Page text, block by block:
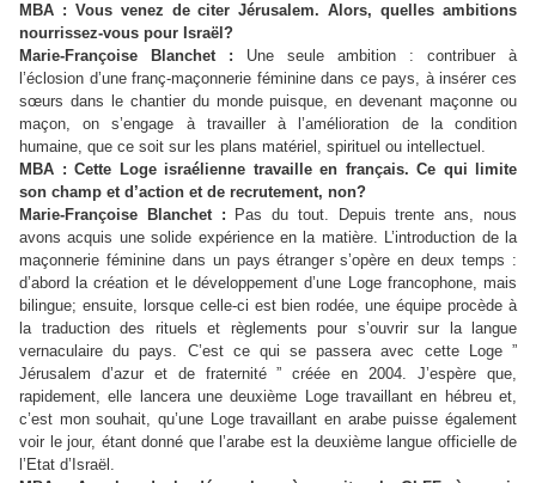
MBA : Vous venez de citer Jérusalem. Alors, quelles ambitions
nourrissez-vous pour Israël?
Marie-Françoise Blanchet : Une seule ambition : contribuer à
l’éclosion d’une franç-maçonnerie féminine dans ce pays, à insérer ces
sœurs dans le chantier du monde puisque, en devenant maçonne ou
maçon, on s’engage à travailler à l’amélioration de la condition
humaine, que ce soit sur les plans matériel, spirituel ou intellectuel.
MBA : Cette Loge israélienne travaille en français. Ce qui limite
son champ et d’action et de recrutement, non?
Marie-Françoise Blanchet : Pas du tout. Depuis trente ans, nous
avons acquis une solide expérience en la matière. L’introduction de la
maçonnerie féminine dans un pays étranger s’opère en deux temps :
d’abord la création et le développement d’une Loge francophone, mais
bilingue; ensuite, lorsque celle-ci est bien rodée, une équipe procède à
la traduction des rituels et règlements pour s’ouvrir sur la langue
vernaculaire du pays. C’est ce qui se passera avec cette Loge ”
Jérusalem d’azur et de fraternité ” créée en 2004. J’espère que,
rapidement, elle lancera une deuxième Loge travaillant en hébreu et,
c’est mon souhait, qu’une Loge travaillant en arabe puisse également
voir le jour, étant donné que l’arabe est la deuxième langue officielle de
l’Etat d’Israël.